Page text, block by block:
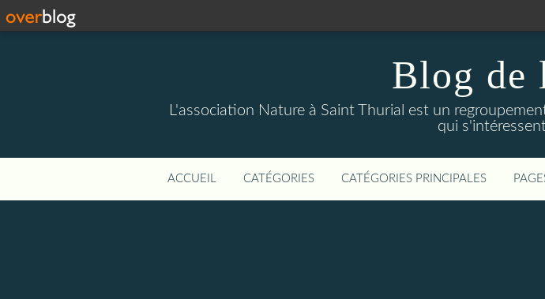
Blog de
L'association Nature à Saint Thurial est un
qui
ACCUEIL CATÉGORIES CATÉGORIES PRINCIPALES